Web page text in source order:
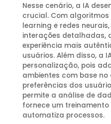
Nesse cenário, a IA
crucial. Com
learning e redes
interações detalhadas,
experiência mais
usuários. Além disso, a
personalização, pois
ambientes com base
preferências dos
permite a análise de
fornece um treinamento
automatiza processos.